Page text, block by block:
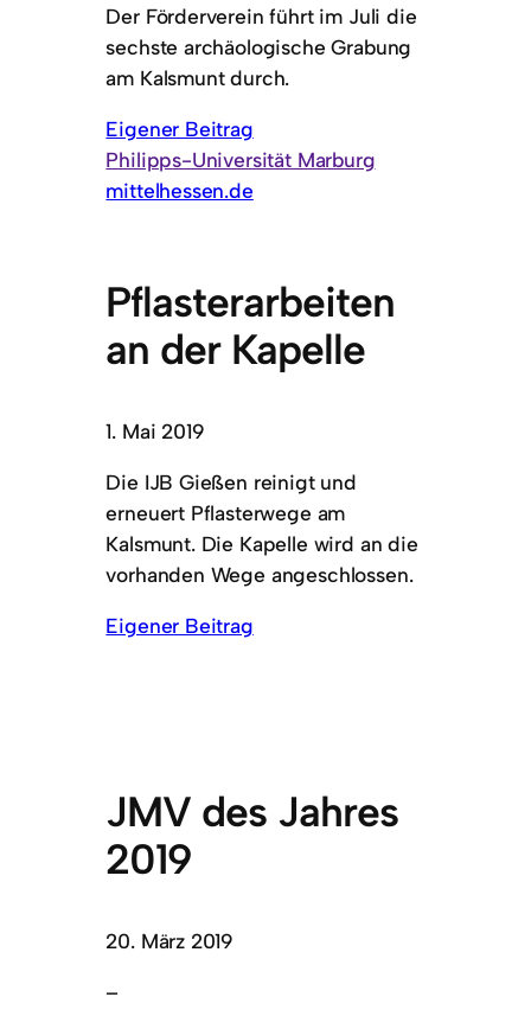
Der Förderverein führt im Juli die
sechste archäologische Grabung
am Kalsmunt durch.
Eigener Beitrag
Philipps-Universität Marburg
mittelhessen.de
Pflasterarbeiten
an der Kapelle
1. Mai 2019
Die IJB Gießen reinigt und
erneuert Pflasterwege am
Kalsmunt. Die Kapelle wird an die
vorhanden Wege angeschlossen.
Eigener Beitrag
JMV des Jahres
2019
20. März 2019
–